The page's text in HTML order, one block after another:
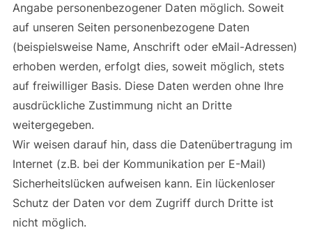
Angabe personenbezogener Daten möglich. Soweit
auf unseren Seiten personenbezogene Daten
(beispielsweise Name, Anschrift oder eMail-Adressen)
erhoben werden, erfolgt dies, soweit möglich, stets
auf freiwilliger Basis. Diese Daten werden ohne Ihre
ausdrückliche Zustimmung nicht an Dritte
weitergegeben.
Wir weisen darauf hin, dass die Datenübertragung im
Internet (z.B. bei der Kommunikation per E-Mail)
Sicherheitslücken aufweisen kann. Ein lückenloser
Schutz der Daten vor dem Zugriff durch Dritte ist
nicht möglich.